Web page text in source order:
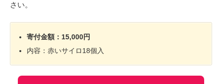
さい。
寄付金額：15,000円
内容：赤いサイロ18個入